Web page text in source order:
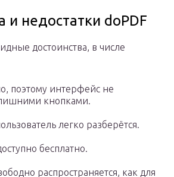
и недостатки doPDF
достоинства, в числе
поэтому интерфейс не
кнопками.
легко разберётся.
бесплатно.
распространяется, как для